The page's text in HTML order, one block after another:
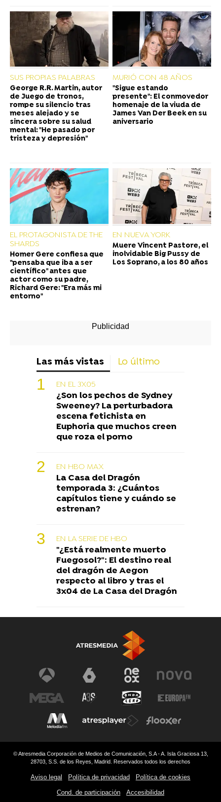
SUS PROPIAS PALABRAS
George R.R. Martin, autor
de Juego de tronos,
rompe su silencio tras
meses alejado y se
sincera sobre su salud
mental: "He pasado por
tristeza y depresión"
MURIÓ CON 48 AÑOS
"Sigue estando
presente": El conmovedor
homenaje de la viuda de
James Van Der Beek en su
aniversario
EL PROTAGONISTA DE THE
SHARDS
Homer Gere confiesa que
"pensaba que iba a ser
científico" antes que
actor como su padre,
Richard Gere: "Era más mi
entorno"
EN NUEVA YORK
Muere Vincent Pastore, el
inolvidable Big Pussy de
Los Soprano, a los 80 años
Las más vistas Lo último
EN EL 3X05
¿Son los pechos de Sydney
Sweeney? La perturbadora
escena fetichista en
Euphoria que muchos creen
que roza el porno
EN HBO MAX
La Casa del Dragón
temporada 3: ¿Cuántos
capítulos tiene y cuándo se
estrenan?
EN LA SERIE DE HBO
"¿Está realmente muerto
Fuegosol?": El destino real
del dragón de Aegon
respecto al libro y tras el
3x04 de La Casa del Dragón
© Atresmedia Corporación de Medios de Comunicación, S.A - A. Isla Graciosa 13,
28703, S.S. de los Reyes, Madrid. Reservados todos los derechos
Aviso legal Política de privacidad Política de cookies
Cond. de participación Accesibilidad